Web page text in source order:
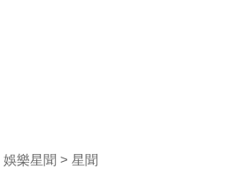
娛樂星聞 星聞